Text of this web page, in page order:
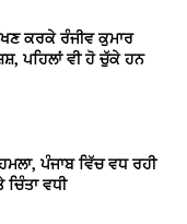
ਕਰਕੇ ਰੰਜੀਵ ਕੁਮਾਰ
ਪਹਿਲਾਂ ਵੀ ਹੋ ਚੁੱਕੇ ਹਨ
ਪੰਜਾਬ ਵਿੱਚ ਵਧ ਰਹੀ
ਚਿੰਤਾ ਵਧੀ